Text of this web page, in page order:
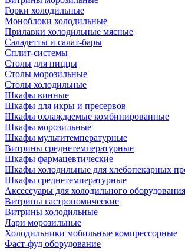
Горки холодильные
Моноблоки холодильные
Прилавки холодильные мясные
Саладетты и салат-бары
Сплит-системы
Столы для пиццы
Столы морозильные
Столы холодильные
Шкафы винные
Шкафы для икры и пресервов
Шкафы охлаждаемые комбинированные
Шкафы морозильные
Шкафы мультитемпературные
Витрины среднетемпературные
Шкафы фармацевтические
Шкафы холодильные для хлебопекарных
Шкафы среднетемпературные
Аксессуары для холодильного оборудования
Витрины гастрономические
Витрины холодильные
Лари морозильные
Холодильники мобильные компрессорные
Фаст-фуд оборудование